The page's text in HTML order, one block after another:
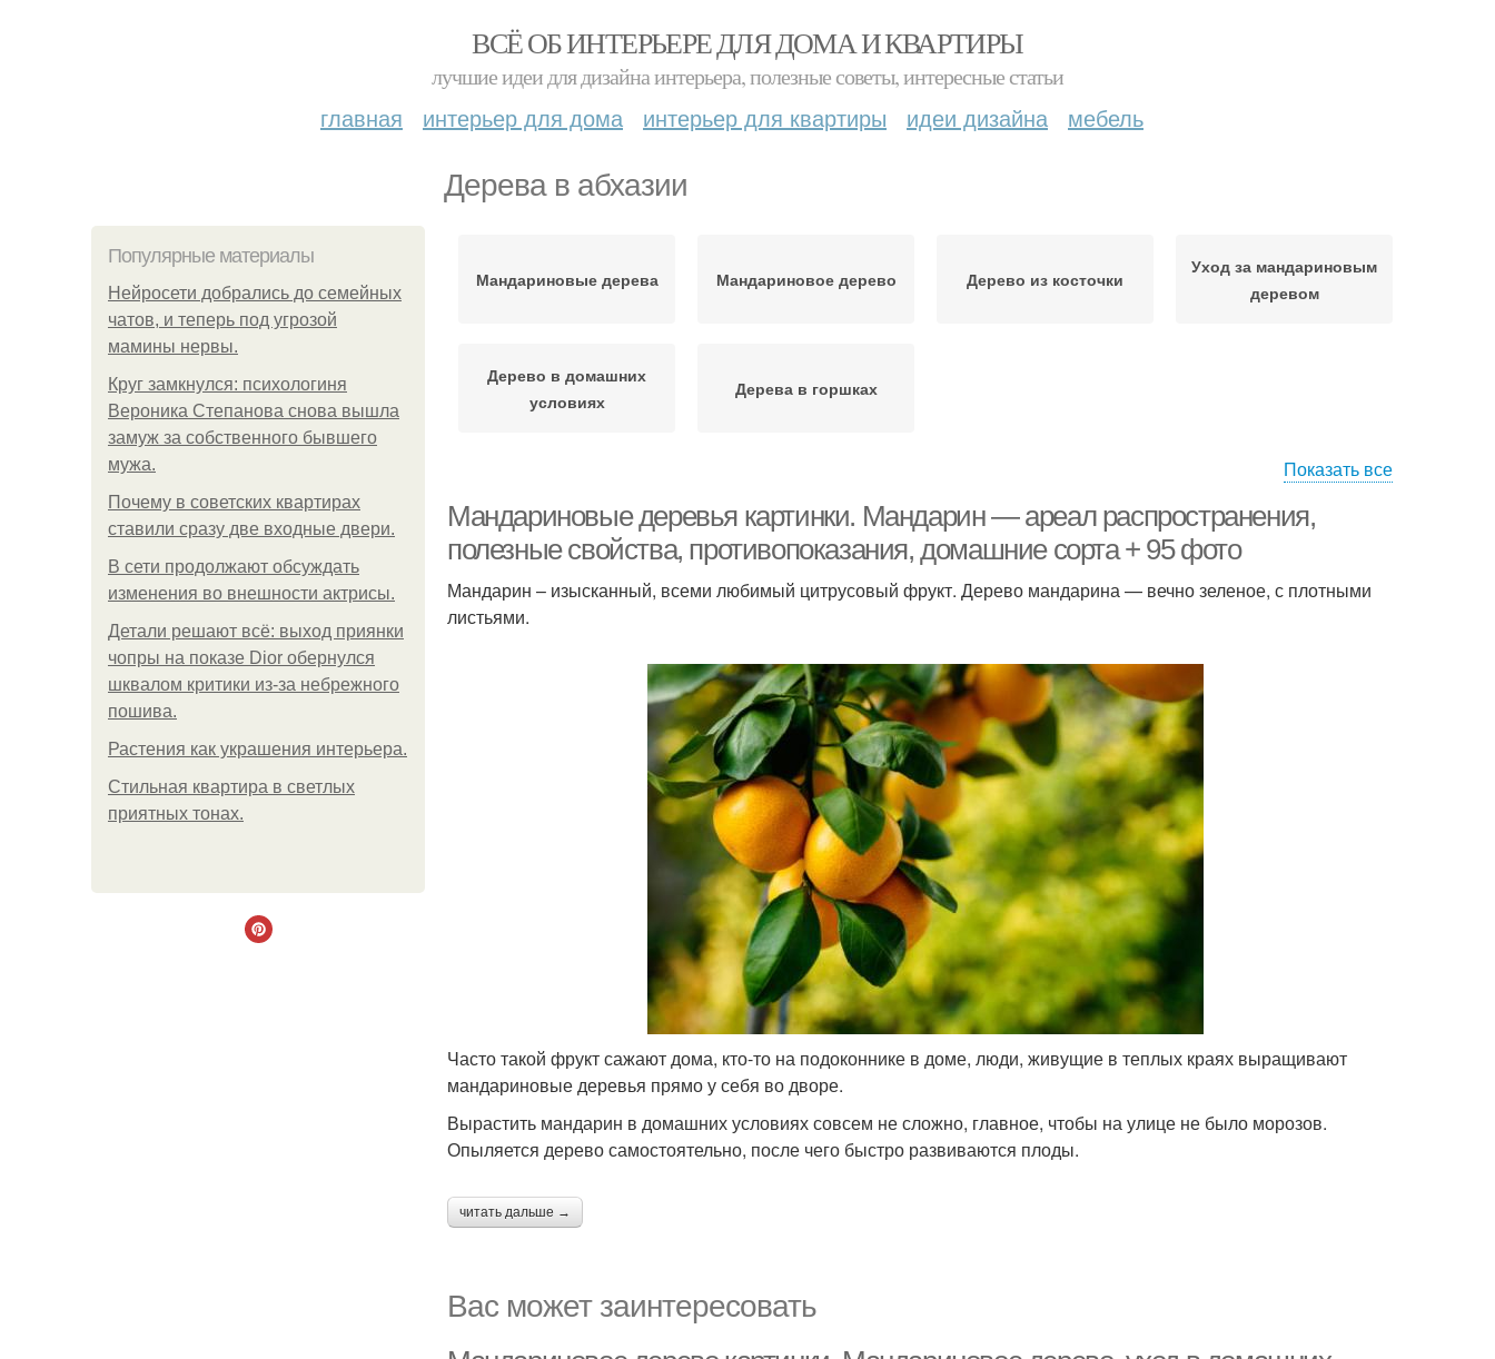
ВСЁ ОБ ИНТЕРЬЕРЕ ДЛЯ ДОМА И КВАРТИРЫ
лучшие идеи для дизайна интерьера, полезные советы, интересные статьи
главная интерьер для дома интерьер для квартиры идеи дизайна мебель
Дерева в абхазии
Популярные материалы
Нейросети добрались до семейных
чатов, и теперь под угрозой
мамины нервы.
Круг замкнулся: психологиня
Вероника Степанова снова вышла
замуж за собственного бывшего
мужа.
Почему в советских квартирах
ставили сразу две входные двери.
В сети продолжают обсуждать
изменения во внешности актрисы.
Детали решают всё: выход приянки
чопры на показе Dior обернулся
шквалом критики из-за небрежного
пошива.
Растения как украшения интерьера.
Стильная квартира в светлых
приятных тонах.
Мандариновые дерева Мандариновое дерево Дерево из косточки
Уход за мандариновым
деревом
Дерево в домашних
условиях
Дерева в горшках
Показать все
Мандариновые деревья картинки. Мандарин — ареал распространения,
полезные свойства, противопоказания, домашние сорта + 95 фото
Мандарин – изысканный, всеми любимый цитрусовый фрукт. Дерево мандарина — вечно зеленое, с плотными
листьями.
Часто такой фрукт сажают дома, кто-то на подоконнике в доме, люди, живущие в теплых краях выращивают
мандариновые деревья прямо у себя во дворе.
Вырастить мандарин в домашних условиях совсем не сложно, главное, чтобы на улице не было морозов.
Опыляется дерево самостоятельно, после чего быстро развиваются плоды.
читать дальше →
Вас может заинтересовать